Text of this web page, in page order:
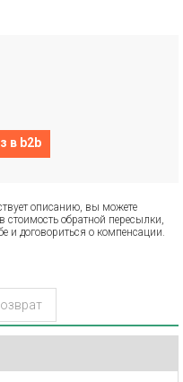
в b2b
описанию, вы можете
стоимость обратной пересылки,
и договориться о компенсации.